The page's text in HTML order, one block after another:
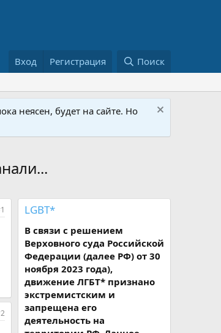
Вход Регистрация Поиск
неясен, будет на сайте. Но
LGBT*
В связи с решением
Верховного суда Российской
Федерации (далее РФ) от 30
ноября 2023 года),
движение ЛГБТ* признано
экстремистским и
запрещена его
деятельность на